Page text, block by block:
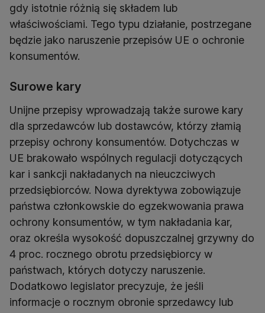
gdy istotnie różnią się składem lub
właściwościami. Tego typu działanie, postrzegane
będzie jako naruszenie przepisów UE o ochronie
konsumentów.
Surowe kary
Unijne przepisy wprowadzają także surowe kary
dla sprzedawców lub dostawców, którzy złamią
przepisy ochrony konsumentów. Dotychczas w
UE brakowało wspólnych regulacji dotyczących
kar i sankcji nakładanych na nieuczciwych
przedsiębiorców. Nowa dyrektywa zobowiązuje
państwa członkowskie do egzekwowania prawa
ochrony konsumentów, w tym nakładania kar,
oraz określa wysokość dopuszczalnej grzywny do
4 proc. rocznego obrotu przedsiębiorcy w
państwach, których dotyczy naruszenie.
Dodatkowo legislator precyzuje, że jeśli
informacje o rocznym obronie sprzedawcy lub